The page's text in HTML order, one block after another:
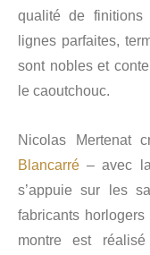
qualité de finitions
lignes parfaites,
sont nobles et
le caoutchouc.
Nicolas Mertenat
Blancarré – avec
s’appuie sur les
fabricants
montre est